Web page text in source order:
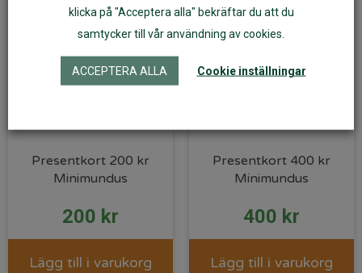
Presentkort 200 kr
Minimundus
200 kr
Lägg till i varukorg
Presentkort 400 kr
Minimundus
400 kr
Lägg till i varukorg
klicka på "Acceptera alla" bekräftar du att du
samtycker till vår användning av cookies.
ACCEPTERA ALLA Cookie inställningar